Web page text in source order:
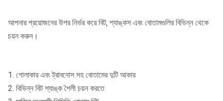
আপনার প্রয়োজনের উপর নির্ভর করে বিট, শ্যাঙ্কস এবং বোতামগুলির বিভিন্ন থেকে
চয়ন করুন।
1. গোলাকার এবং ট্রাবনোস সহ বোতামের দুটি আকার
2. বিভিন্ন বিট শ্যাঙ্ক শৈলী চয়ন করতে